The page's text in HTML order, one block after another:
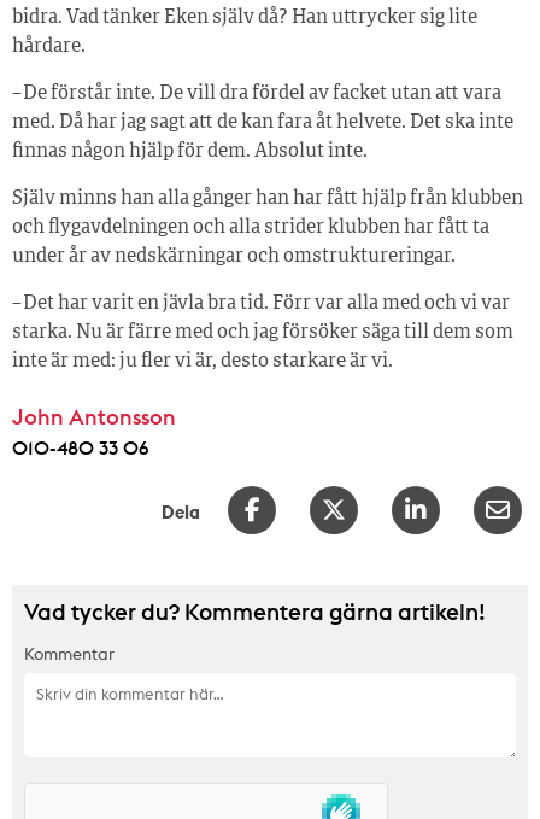
bidra. Vad tänker Eken själv då? Han uttrycker sig lite
hårdare.
– De förstår inte. De vill dra fördel av facket utan att vara
med. Då har jag sagt att de kan fara åt helvete. Det ska inte
finnas någon hjälp för dem. Absolut inte.
Själv minns han alla gånger han har fått hjälp från klubben
och flygavdelningen och alla strider klubben har fått ta
under år av nedskärningar och omstruktureringar.
– Det har varit en jävla bra tid. Förr var alla med och vi var
starka. Nu är färre med och jag försöker säga till dem som
inte är med: ju fler vi är, desto starkare är vi.
John Antonsson
010-480 33 06
Dela
Vad tycker du? Kommentera gärna artikeln!
Kommentar